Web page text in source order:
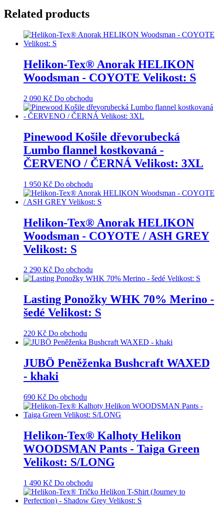
Related products
Helikon-Tex® Anorak HELIKON
Woodsman - COYOTE Velikost: S
2 090 Kč Do obchodu
Pinewood Košile dřevorubecká
Lumbo flannel kostkovaná -
ČERVENO / ČERNÁ Velikost: 3XL
1 950 Kč Do obchodu
Helikon-Tex® Anorak HELIKON
Woodsman - COYOTE / ASH GREY
Velikost: S
2 290 Kč Do obchodu
Lasting Ponožky WHK 70% Merino -
šedé Velikost: S
220 Kč Do obchodu
JUBÖ Peněženka Bushcraft WAXED
- khaki
690 Kč Do obchodu
Helikon-Tex® Kalhoty Helikon
WOODSMAN Pants - Taiga Green
Velikost: S/LONG
1 490 Kč Do obchodu